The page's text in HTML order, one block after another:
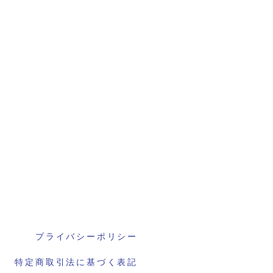
プライバシーポリシー
特定商取引法に基づく表記